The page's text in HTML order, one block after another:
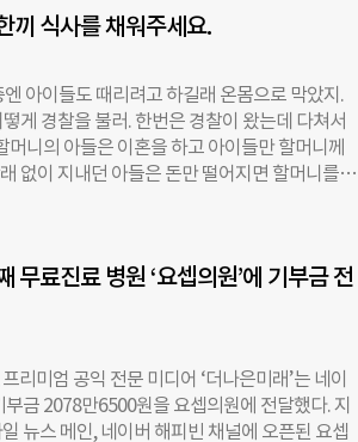
시 관람이 쉬운 일이 아니에요. 그래서 계단의
로 전시 장소를 잡으려 해요. 저는 교육기관을
층을 위한 16개 프로그램을 진행하고 있다. 올
받았다. 이번 펀딩의 주 목적은 예산이 부족해
열기 위한 것. 특히 독거노인의 경우, 바깥 출입
했다. 이에 지난 5월 늘품은 수원시 팔달구에 거
푸드 테라피(Food therapy) 상담 프로그램을
건소가 장소 제공과 참가자 모집을 돕고 ㈜키
회와도 협업했다. 프로그램은 총 6회기로 6주
있다. 늘품의 최옥순 이사장은 “배우자 사망
끼 식사를 채워주세요.
아이들도 때리려고 하길래 온몸으로 막았지.
게 경찰을 불러. 한번은 경찰이 왔는데 다쳐서
니의 아들은 이혼을 하고 아이들만 할머니께
없이 지내던 아들은 돈만 떨어지면 할머니를
모습을 본 주변 사람들이 “경찰에 신고하라”,
설득했고, 수많은 고민 끝에 한 노인복지시설
‘가족’…가족 처벌 두려워 신고 못해 얼마
커나가고 있습니다. 그렇지만 학대를 받아도
우는 드물다고 합니다. 학대 가해자가 가족인
부가 발간한 ‘2016년 노인학대현황보고서’에
료진료 병원 ‘요셉의원’에 기부금 전
미엄 공익 전문 미디어 ‘더나은미래’는 네이
금 2078만6500원을 요셉의원에 전달했다. 지
뉴스 메인, 네이버 해피빈 채널에 오픈된 요셉